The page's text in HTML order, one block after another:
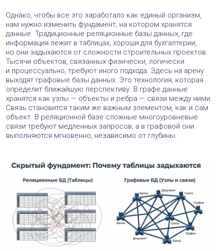
Однако, чтобы все это заработало как единый организм,
нам нужно изменить фундамент, на котором хранятся
данные. Традиционные реляционные базы данных, где
информация лежит в таблицах, хороши для бухгалтерии,
но они задыхаются от сложности строительных проектов.
Тысячи объектов, связанных физически, логически
и процессуально, требуют иного подхода. Здесь на арену
выходят графовые базы данных. Это технология, которая
определит ближайшую перспективу. В графе данные
хранятся как узлы — объекты и ребра — связи между ними.
Связь становится таким же важным элементом, как и сам
объект. В реляционной базе сложные многоуровневые
связи требуют медленных запросов, а в графовой они
выполняются мгновенно, независимо от глубины.